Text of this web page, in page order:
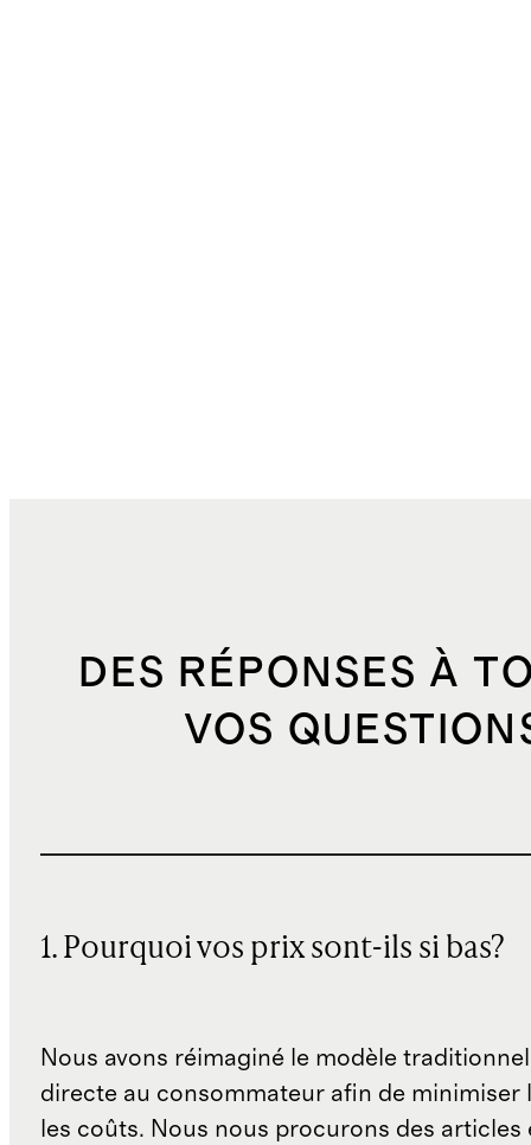
DES RÉPONSES À
VOS
1. Pourquoi vos prix sont-ils si bas?
Nous avons réimaginé le modèle
directe au consommateur afin de minimiser
les coûts. Nous nous procurons des articles